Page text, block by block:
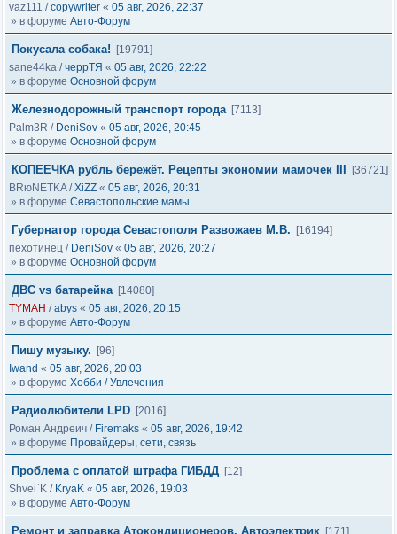
vaz111 /copywriter « 05 авг, 2026, 22:37
» в форуме Авто-Форум
Покусала собака!
[19791]
sane44ka /черрТЯ « 05 авг, 2026, 22:22
» в форуме Основной форум
Железнодорожный транспорт города [7113]
Palm3R / DeniSov « 05 авг, 2026, 20:45
» в форуме Основной форум
КОПЕЕЧКА рубль бережёт. Рецепты экономии мамочек III
[36721]
BRюNETKA/XiZZ « 05 авг, 2026, 20:31
» в форуме Севастопольские мамы
Губернатор города Севастополя Развожаев М.В.
[16194]
пехотинец / DeniSov « 05 авг, 2026, 20:27
» в форуме Основной форум
ДВС vs батарейка [14080]
TYMAH /abys « 05 авг, 2026, 20:15
» в форуме Авто-Форум
Пишу музыку.
[96]
Iwand « 05 авг, 2026, 20:03
» в форуме Хобби / Увлечения
Радиолюбители LPD [2016]
Роман Андреич / Firemaks « 05 авг, 2026, 19:42
» в форуме Провайдеры, сети, связь
Проблема с оплатой штрафа ГИБДД [12]
Shvei`K / KryaK « 05 авг, 2026, 19:03
» в форуме Авто-Форум
Ремонт и заправка Атокондиционеров, Автоэлектрик [171]